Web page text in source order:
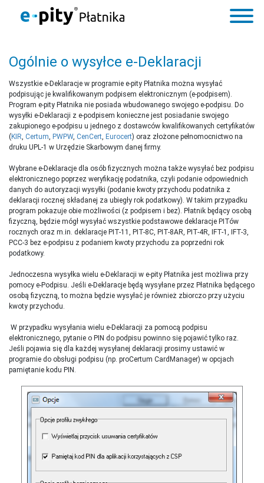
Ogólnie o wysyłce e-Deklaracji
Wszystkie e-Deklaracje w programie e-pity Płatnika można wysyłać
podpisując je kwalifikowanym podpisem elektronicznym (e-podpisem).
Program e-pity Płatnika nie posiada wbudowanego swojego e-podpisu. Do
wysyłki e-Deklaracji z e-podpisem konieczne jest posiadanie swojego
zakupionego e-podpisu u jednego z dostawców kwalifikowanych certyfikatów
(KIR, Certum, PWPW, CenCert, Eurocert) oraz złożone pełnomocnictwo na
druku UPL-1 w Urzędzie Skarbowym danej firmy.
Wybrane e-Deklaracje dla osób fizycznych można także wysyłać bez podpisu
elektronicznego poprzez weryfikację podatnika, czyli podanie odpowiednich
danych do autoryzacji wysyłki (podanie kwoty przychodu podatnika z
deklaracji rocznej składanej za ubiegły rok podatkowy). W takim przypadku
program pokazuje obie możliwości (z podpisem i bez). Płatnik będący osobą
fizyczną, będzie mógł wysyłać wszystkie podstawowe deklaracje PITów
rocznych oraz m.in. deklaracje PIT-11, PIT-8C, PIT-8AR, PIT-4R, IFT-1, IFT-3,
PCC-3 bez e-podpisu z podaniem kwoty przychodu za poprzedni rok
podatkowy.
Jednoczesna wysyłka wielu e-Deklaracji w e-pity Płatnika jest możliwa przy
pomocy e-Podpisu. Jeśli e-Deklaracje będą wysyłane przez Płatnika będącego
osobą fizyczną, to można będzie wysyłać je również zbiorczo przy użyciu
kwoty przychodu.
W przypadku wysyłania wielu e-Deklaracji za pomocą podpisu
elektronicznego, pytanie o PIN do podpisu powinno się pojawić tylko raz.
Jeśli pojawia się dla każdej wysyłanej deklaracji prosimy ustawić w
programie do obsługi podpisu (np. proCertum CardManager) w opcjach
pamiętanie kodu PIN.